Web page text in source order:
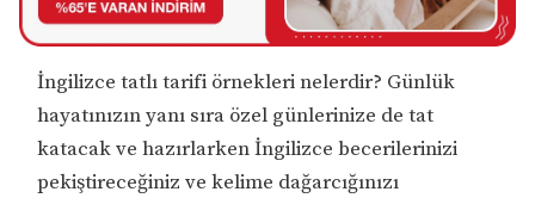
İngilizce tatlı tarifi örnekleri nelerdir? Günlük
hayatınızın yanı sıra özel günlerinize de tat
katacak ve hazırlarken İngilizce becerilerinizi
pekiştireceğiniz ve kelime dağarcığınızı